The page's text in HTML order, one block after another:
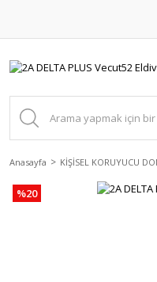
Anasayfa KİŞİSEL KORUYUCU
%20